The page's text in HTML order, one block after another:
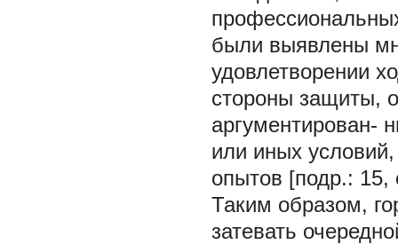
были выявлены
удовлетворении
стороны защиты,
аргументирован-
или иных
опытов [подр.: 15,
Таким образом,
затевать